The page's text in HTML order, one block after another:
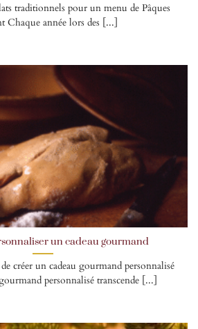
traditionnels pour un menu de Pâques
Chaque année lors des [...]
un cadeau gourmand
créer un cadeau gourmand personnalisé
personnalisé transcende [...]